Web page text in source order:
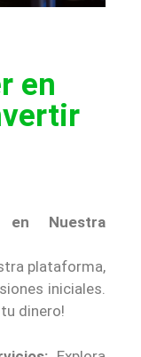
en
Nuestra
plataforma,
iniciales.
dinero!